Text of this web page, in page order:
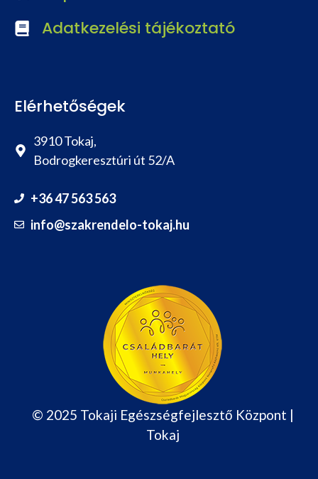
Adatkezelési tájékoztató
Elérhetőségek
3910 Tokaj,
Bodrogkeresztúri út 52/A
+36 47 563 563
info@szakrendelo-tokaj.hu
© 2025 Tokaji Egészségfejlesztő Központ |
Tokaj